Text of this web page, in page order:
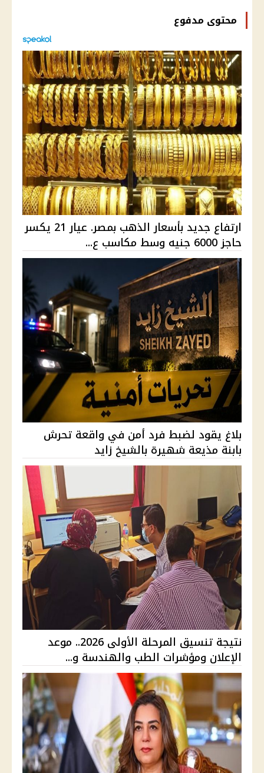
محتوى مدفوع
ارتفاع جديد بأسعار الذهب بمصر. عيار 21 يكسر
حاجز 6000 جنيه وسط مكاسب ع...
بلاغ يقود لضبط فرد أمن في واقعة تحرش
بابنة مذيعة شهيرة بالشيخ زايد
نتيجة تنسيق المرحلة الأولى 2026.. موعد
الإعلان ومؤشرات الطب والهندسة و...